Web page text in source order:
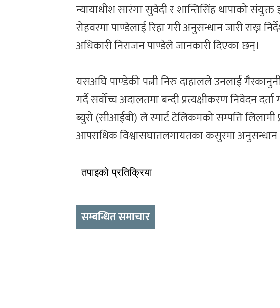
न्यायाधीश सारंगा सुवेदी र शान्तिसिंह थापाको
रोहवरमा पाण्डेलाई रिहा गरी अनुसन्धान जारी राख्न
अधिकारी निराजन पाण्डेले जानकारी दिएका छन्।
यसअघि पाण्डेकी पत्नी निरु दाहालले उनलाई
गर्दै सर्वोच्च अदालतमा बन्दी प्रत्यक्षीकरण निवेदन
ब्युरो (सीआईबी) ले स्मार्ट टेलिकमको सम्पत्ति लिलामी
आपराधिक विश्वासघातलगायतका कसुरमा अनुसन्धान
तपाइको प्रतिक्रिया
सम्बन्धित समाचार